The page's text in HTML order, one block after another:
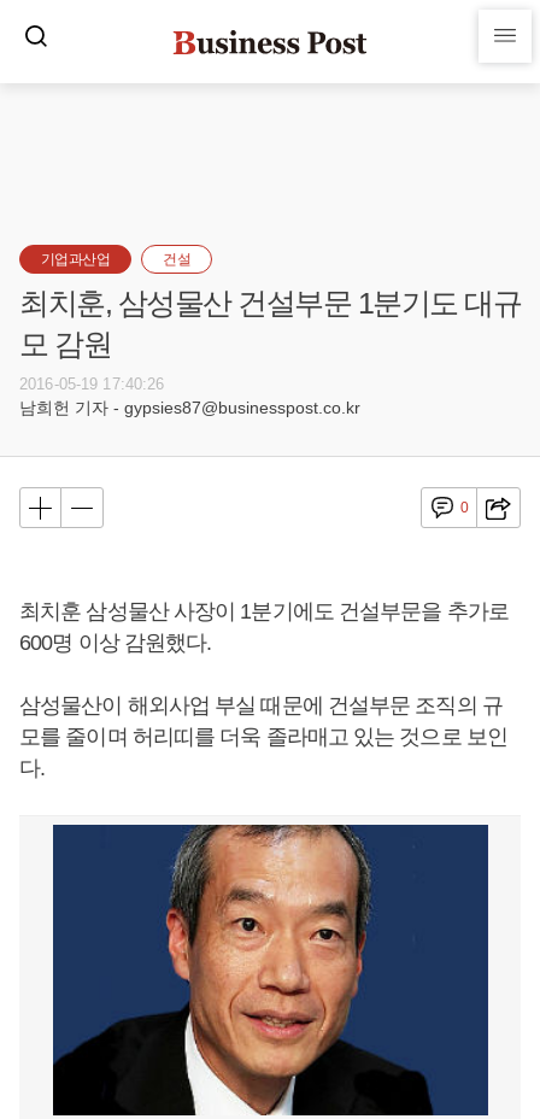
기업과산업 건설
최치훈, 삼성물산 건설부문 1분기도 대규
모 감원
2016-05-19 17:40:26
남희헌 기자 - gypsies87@businesspost.co.kr
0
최치훈 삼성물산 사장이 1분기에도 건설부문을 추가로
600명 이상 감원했다.
삼성물산이 해외사업 부실 때문에 건설부문 조직의 규
모를 줄이며 허리띠를 더욱 졸라매고 있는 것으로 보인
다.